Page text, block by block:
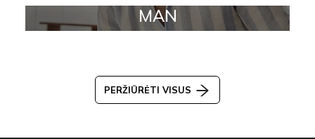
MAN
PERŽIŪRĖTI VISUS